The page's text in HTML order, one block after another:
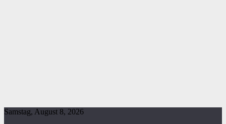
Samstag, August 8, 2026